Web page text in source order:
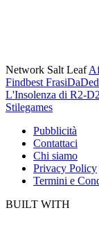
Network Salt Leaf
Findbest
L'Insolenza di R2-D2
Stilegames
Pubblicità
Contattaci
Chi siamo
Privacy Policy
Termini e
BUILT WITH